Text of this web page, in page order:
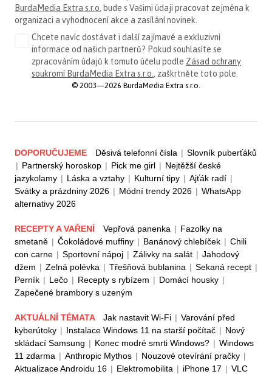
BurdaMedia Extra s.r.o. bude s Vašimi údaji pracovat zejména k
organizaci a vyhodnocení akce a zasílání novinek.
Chcete navíc dostávat i další zajímavé a exkluzivní
informace od našich partnerů? Pokud souhlasíte se
zpracováním údajů k tomuto účelu podle Zásad ochrany
soukromí BurdaMedia Extra s.r.o. , zaškrtněte toto pole.
© 2003—2026 BurdaMedia Extra s.r.o.
DOPORUČUJEME Děsivá telefonní čísla | Slovník puberťáků
| Partnerský horoskop | Pick me girl | Nejtěžší české
jazykolamy | Láska a vztahy | Kulturní tipy | Ajťák radí |
Svátky a prázdniny 2026 | Módní trendy 2026 | WhatsApp
alternativy 2026
RECEPTY A VAŘENÍ Vepřová panenka | Fazolky na
smetaně | Čokoládové muffiny | Banánový chlebíček | Chili
con carne | Sportovní nápoj | Zálivky na salát | Jahodový
džem | Zelná polévka | Třešňová bublanina | Sekaná recept |
Perník | Lečo | Recepty s rybízem | Domácí housky |
Zapečené brambory s uzeným
AKTUÁLNÍ TÉMATA Jak nastavit Wi-Fi | Varování před
kyberútoky | Instalace Windows 11 na starší počítač | Nový
skládací Samsung | Konec modré smrti Windows? | Windows
11 zdarma | Anthropic Mythos | Nouzové otevírání pračky |
Aktualizace Androidu 16 | Elektromobilita | iPhone 17 | VLC